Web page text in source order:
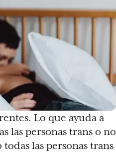
Lo que ayuda a
las personas trans o no
las personas trans